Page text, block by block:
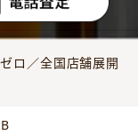
ロ／全国店舗展開